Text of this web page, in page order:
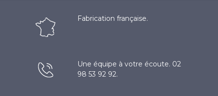
Fabrication française.
Une équipe à votre écoute. 02
98 53 92 92.